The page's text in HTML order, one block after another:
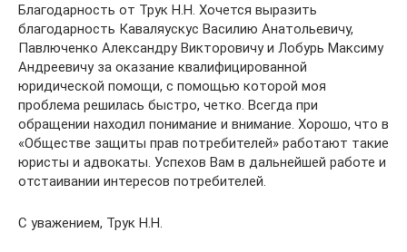
Благодарность от Трук Н.Н. Хочется выразить
благодарность Каваляускус Василию Анатольевичу,
Павлюченко Александру Викторовичу и Лобурь Максиму
Андреевичу за оказание квалифицированной
юридической помощи, с помощью которой моя
проблема решилась быстро, четко. Всегда при
обращении находил понимание и внимание. Хорошо, что в
«Обществе защиты прав потребителей» работают такие
юристы и адвокаты. Успехов Вам в дальнейшей работе и
отстаивании интересов потребителей.
С уважением, Трук Н.Н.